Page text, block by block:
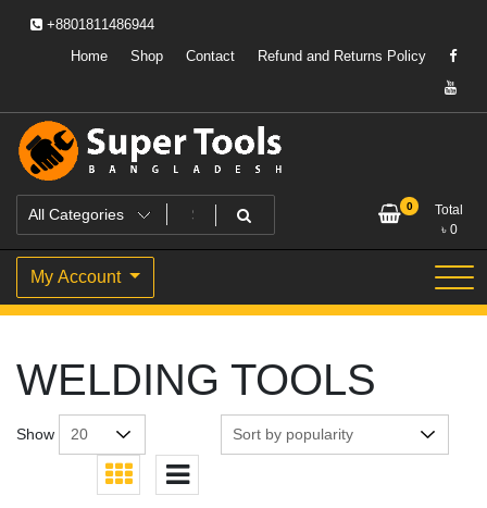
+8801811486944
Home
Shop Contact Refund and Returns Policy
Super Tools Bangladesh
Powering Professionals. Building Bangladesh.
0
Total
৳ 0
My Account
WELDING TOOLS
Show